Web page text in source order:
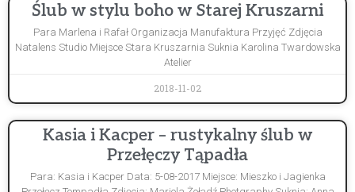
Ślub w stylu boho w Starej Kruszarni
Para Marlena i Rafał Organizacja Manufaktura Przyjęć Zdjęcia
Natalens Studio Miejsce Stara Kruszarnia Suknia Karolina Twardowska
Atelier
2018-11-02
Kasia i Kacper – rustykalny ślub w
Przełęczy Tąpadła
Para: Kasia i Kacper Data: 5-08-2017 Miejsce: Mieszko i Jagienka